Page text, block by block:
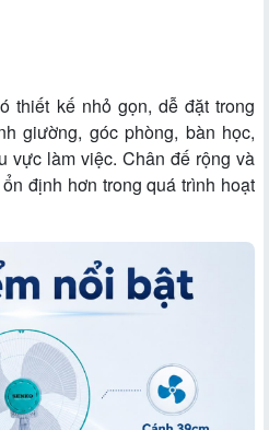
thiết kế nhỏ gọn, dễ đặt trong
giường, góc phòng, bàn học,
vực làm việc. Chân đế rộng và
định hơn trong quá trình hoạt